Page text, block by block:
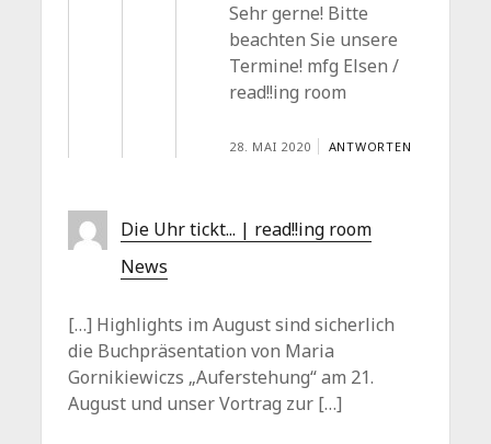
Sehr gerne! Bitte
beachten Sie unsere
Termine! mfg Elsen /
read!!ing room
28. MAI 2020 ANTWORTEN
Die Uhr tickt... | read!!ing room
News
[…] Highlights im August sind sicherlich
die Buchpräsentation von Maria
Gornikiewiczs „Auferstehung“ am 21.
August und unser Vortrag zur […]